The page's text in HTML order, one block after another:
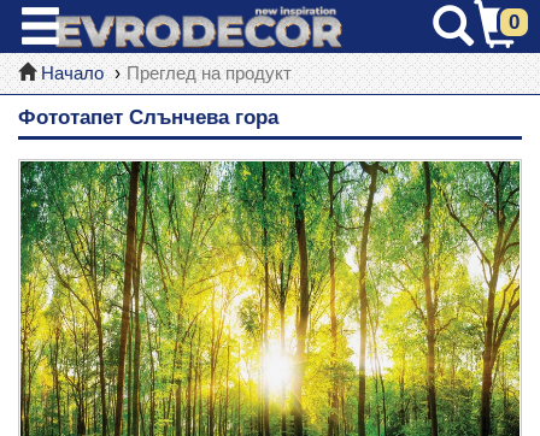
0
Начало Преглед на продукт
Фототапет Слънчева гора